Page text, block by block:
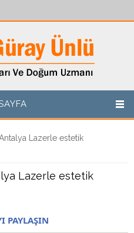
Lazerle estetik
Lazerle estetik
PAYLAŞIN